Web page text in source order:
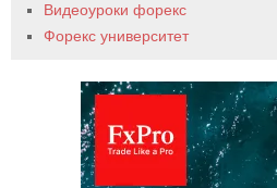
Видеоуроки форекс
Форекс университет